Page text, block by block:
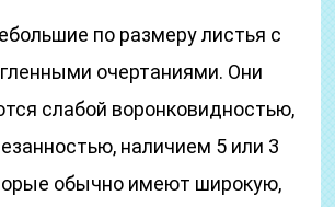
по размеру листья с
очертаниями. Они
слабой воронковидностью,
наличием 5 или 3
обычно имеют широкую,